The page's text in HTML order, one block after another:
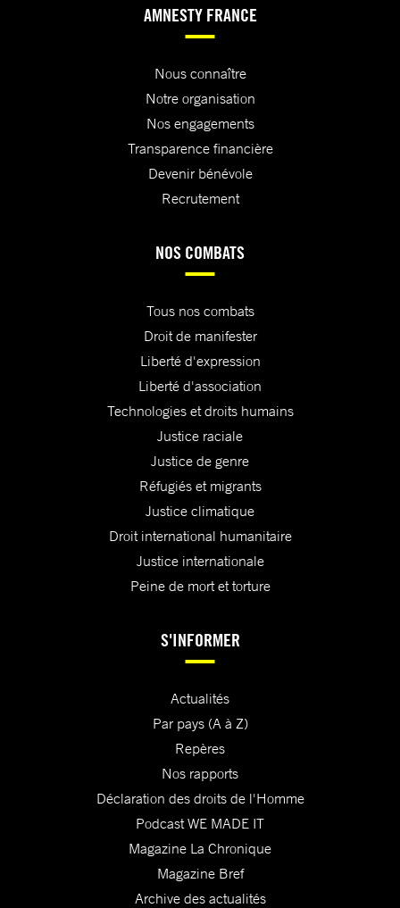
AMNESTY FRANCE
Nous connaître
Notre organisation
Nos engagements
Transparence financière
Devenir bénévole
Recrutement
NOS COMBATS
Tous nos combats
Droit de manifester
Liberté d'expression
Liberté d'association
Technologies et droits humains
Justice raciale
Justice de genre
Réfugiés et migrants
Justice climatique
Droit international humanitaire
Justice internationale
Peine de mort et torture
S'INFORMER
Actualités
Par pays (A à Z)
Repères
Nos rapports
Déclaration des droits de l'Homme
Podcast WE MADE IT
Magazine La Chronique
Magazine Bref
Archive des actualités